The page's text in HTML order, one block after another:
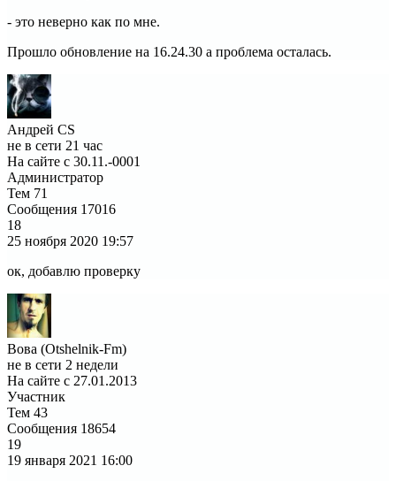
- это неверно как по мне.
Прошло обновление на 16.24.30 а проблема осталась.
Андрей CS
не в сети 21 час
На сайте с 30.11.-0001
Администратор
Тем 71
Сообщения 17016
18
25 ноября 2020 19:57
ок, добавлю проверку
Вова (Otshelnik-Fm)
не в сети 2 недели
На сайте с 27.01.2013
Участник
Тем 43
Сообщения 18654
19
19 января 2021 16:00